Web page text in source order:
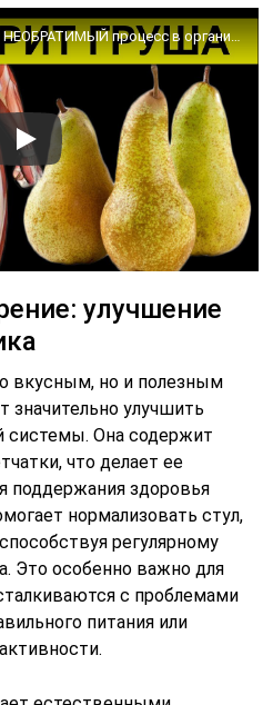
Даже одна ГРУША вызывает НЕОБРАТИМЫЙ процесс в организме. Польза и вред груши
улучшение
вкусным, но и полезным
улучшить
системы. Она содержит
что делает ее
поддержания здоровья
нормализовать стул,
регулярному
Это особенно важно для
с проблемами
питания или